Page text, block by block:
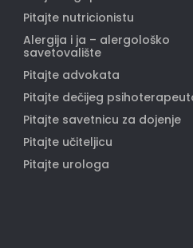
Pitajte nutricionistu
Alergija i ja – alergološko
savetovalište
Pitajte advokata
Pitajte dečijeg
Pitajte savetnicu za dojenje
Pitajte učiteljicu
Pitajte urologa